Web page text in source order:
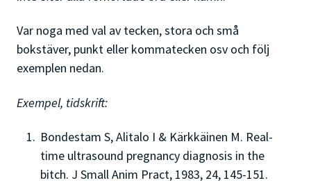
Var noga med val av tecken, stora och små
bokstäver, punkt eller kommatecken osv och följ
exemplen nedan.
Exempel, tidskrift:
Bondestam S, Alitalo I & Kärkkäinen M. Real-
time ultrasound pregnancy diagnosis in the
bitch. J Small Anim Pract, 1983, 24, 145-151.